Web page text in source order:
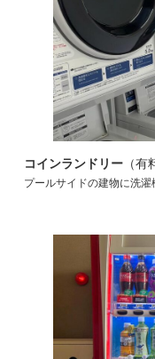
コインランドリー （有
プールサイドの建物に洗濯